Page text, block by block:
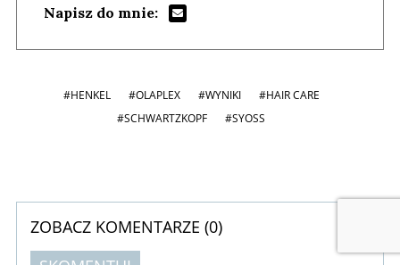
Napisz do mnie:
#HENKEL #OLAPLEX #WYNIKI
#HAIR CARE
#SCHWARTZKOPF
#SYOSS
ZOBACZ KOMENTARZE (0)